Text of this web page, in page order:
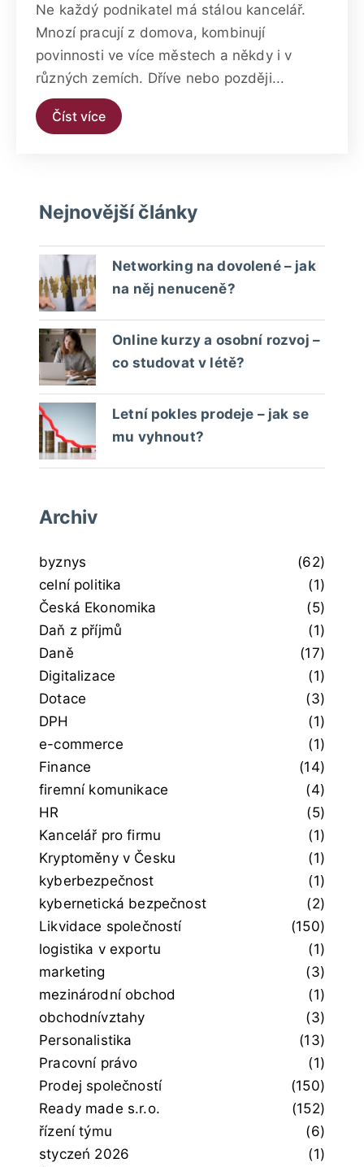
Ne každý podnikatel má stálou kancelář.
Mnozí pracují z domova, kombinují
povinnosti ve více městech a někdy i v
různých zemích. Dříve nebo později...
Číst více
Nejnovější články
Networking na dovolené – jak
na něj nenuceně?
Online kurzy a osobní rozvoj –
co studovat v létě?
Letní pokles prodeje – jak se
mu vyhnout?
Archiv
byznys
(62)
celní politika
(1)
Česká Ekonomika
(5)
Daň z příjmů
(1)
Daně
(17)
Digitalizace
(1)
Dotace
(3)
DPH
(1)
e-commerce
(1)
Finance
(14)
firemní komunikace
(4)
HR
(5)
Kancelář pro firmu
(1)
Kryptoměny v Česku
(1)
kyberbezpečnost
(1)
kybernetická bezpečnost
(2)
Likvidace společností
(150)
logistika v exportu
(1)
marketing
(3)
mezinárodní obchod
(1)
obchodnívztahy
(3)
Personalistika
(13)
Pracovní právo
(1)
Prodej společností
(150)
Ready made s.r.o.
(152)
řízení týmu
(6)
styczeń 2026
(1)